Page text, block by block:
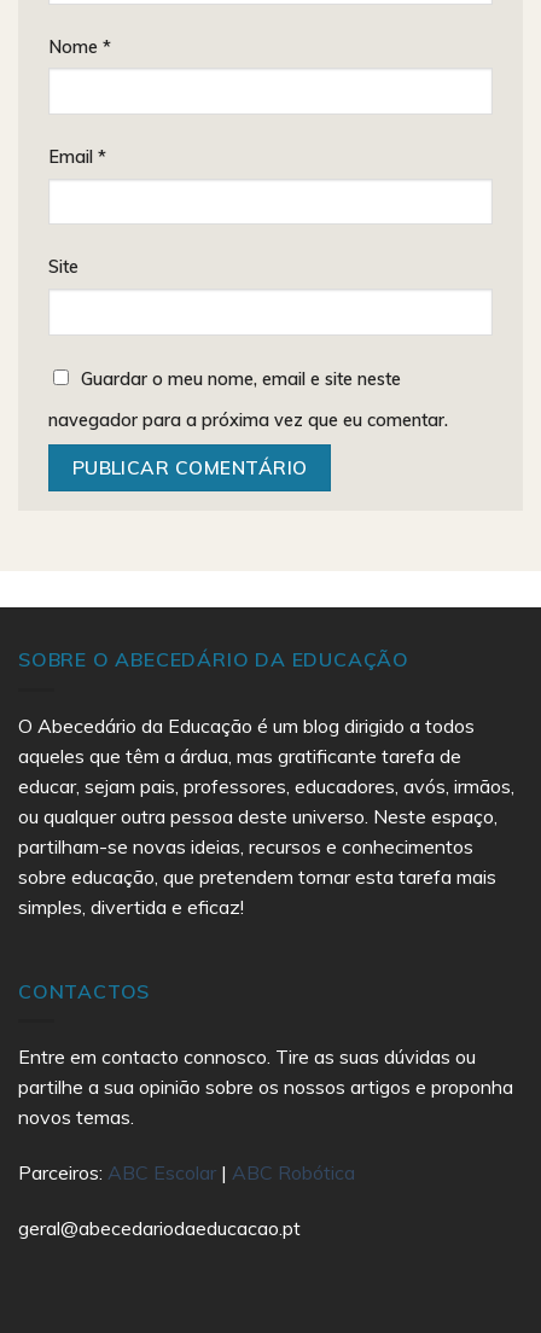
Nome *
Email *
Site
Guardar o meu nome, email e site neste
navegador para a próxima vez que eu comentar.
SOBRE O ABECEDÁRIO DA EDUCAÇÃO
O Abecedário da Educação é um blog dirigido a todos
aqueles que têm a árdua, mas gratificante tarefa de
educar, sejam pais, professores, educadores, avós, irmãos,
ou qualquer outra pessoa deste universo. Neste espaço,
partilham-se novas ideias, recursos e conhecimentos
sobre educação, que pretendem tornar esta tarefa mais
simples, divertida e eficaz!
CONTACTOS
Entre em contacto connosco. Tire as suas dúvidas ou
partilhe a sua opinião sobre os nossos artigos e proponha
novos temas.
Parceiros: ABC Escolar | ABC Robótica
geral@abecedariodaeducacao.pt